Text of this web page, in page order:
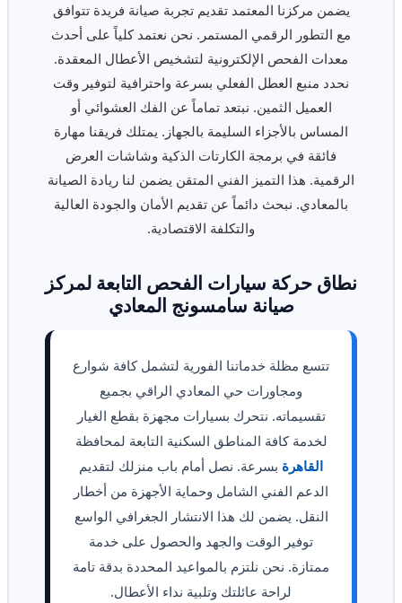
يضمن مركزنا المعتمد تقديم تجربة صيانة فريدة تتوافق
مع التطور الرقمي المستمر. نحن نعتمد كلياً على أحدث
معدات الفحص الإلكترونية لتشخيص الأعطال المعقدة.
نحدد منبع العطل الفعلي بسرعة واحترافية لتوفير وقت
العميل الثمين. نبتعد تماماً عن الفك العشوائي أو
المساس بالأجزاء السليمة بالجهاز. يمتلك فريقنا مهارة
فائقة في برمجة الكارتات الذكية وشاشات العرض
الرقمية. هذا التميز الفني المتقن يضمن لنا ريادة الصيانة
بالمعادي. نبحث دائماً عن تقديم الأمان والجودة العالية
والتكلفة الاقتصادية.
نطاق حركة سيارات الفحص التابعة لمركز
صيانة سامسونج المعادي
تتسع مظلة خدماتنا الفورية لتشمل كافة شوارع
ومجاورات حي المعادي الراقي بجميع
تقسيماته. نتحرك بسيارات مجهزة بقطع الغيار
لخدمة كافة المناطق السكنية التابعة لمحافظة
القاهرة بسرعة. نصل أمام باب منزلك لتقديم
الدعم الفني الشامل وحماية الأجهزة من أخطار
النقل. يضمن لك هذا الانتشار الجغرافي الواسع
توفير الوقت والجهد والحصول على خدمة
ممتازة. نحن نلتزم بالمواعيد المحددة بدقة تامة
لراحة عائلتك وتلبية نداء الأعطال.